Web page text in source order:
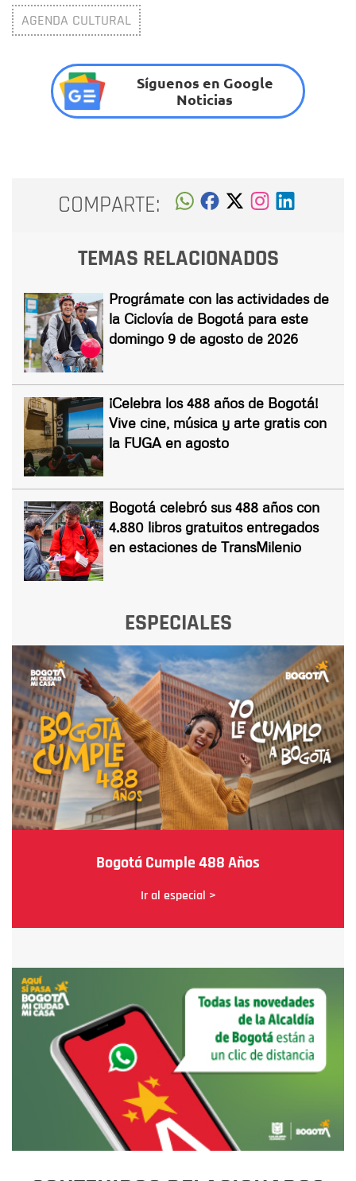
AGENDA CULTURAL
Síguenos en Google
Noticias
COMPARTE:
TEMAS RELACIONADOS
Prográmate con las actividades de
la Ciclovía de Bogotá para este
domingo 9 de agosto de 2026
¡Celebra los 488 años de Bogotá!
Vive cine, música y arte gratis con
la FUGA en agosto
Bogotá celebró sus 488 años con
4.880 libros gratuitos entregados
en estaciones de TransMilenio
ESPECIALES
Bogotá Cumple 488 Años
Ir al especial >